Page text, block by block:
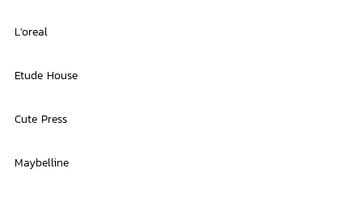
L'oreal
Etude House
Cute Press
Maybelline